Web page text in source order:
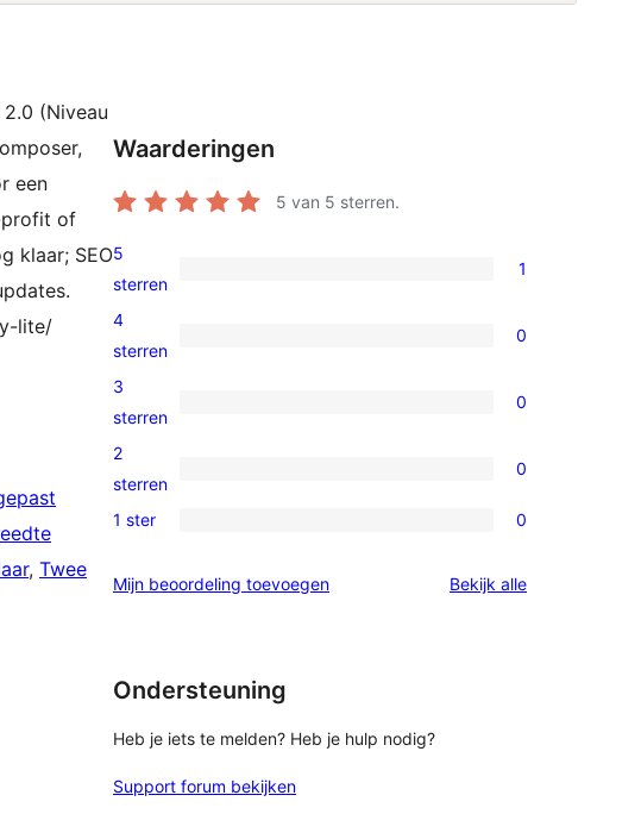
(Niveau
een
profit of
klaar; SEO
lite/
, Twee
Waarderingen
5 van 5 sterren.
1
5
ster
5
sterren
1
0
4
sterren
4
sterren
0
0
3
sterren
3
sterren
0
0
2
beoordelingen
2
sterren
0
0
sterren
1 ster 0
Mijn beoordeling toevoegen Bekijk allebeoordelingen
Ondersteuning
Heb je iets te melden? Heb je hulp nodig?
Support forum bekijken